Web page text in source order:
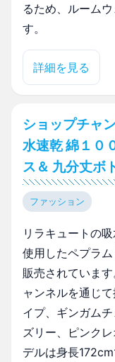
るため、ルーム
す。
詳細を見る
ショップチャ
水速乾 綿１０
ス＆ 九分丈ボ
ファッション
リラキュートの
使用したペプラ
販売されていま
ャンネルを通じ
イプ、ギンガム
ズリー、ピンク
デルは身長